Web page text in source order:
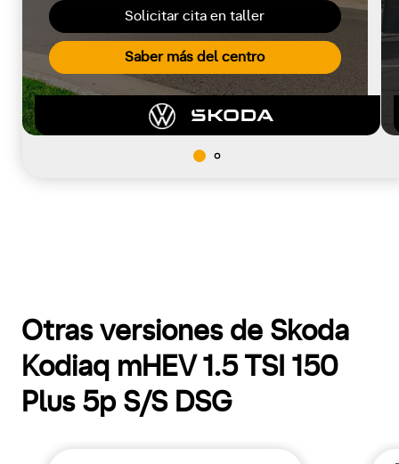
Solicitar cita en taller
Saber más del centro
Otras versiones de Skoda
Kodiaq mHEV 1.5 TSI 150
Plus 5p S/S DSG